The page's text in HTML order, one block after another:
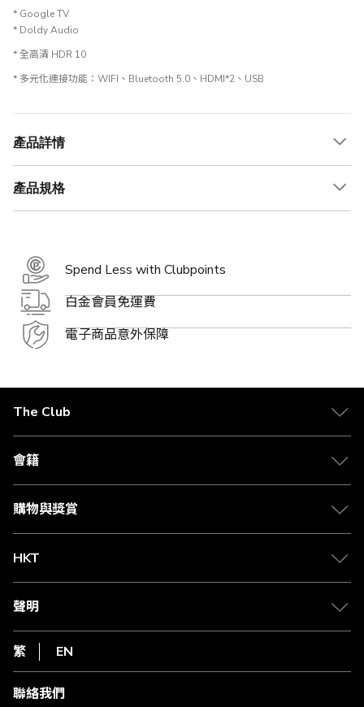
* Google TV
* Doldy Audio
* 全高清 HDR 10
* 多元化連接功能：WIFI、Bluetooth 5.0、HDMI*2、USB
產品詳情
產品規格
Spend Less with Clubpoints
白金會員免運費
電子商品意外保障
The Club
關於 The Club
合作夥伴
媒體中心
會籍
會籍及專屬禮遇
賺取積分
購物與獎賞
物流與配送
Club Shopping 商品領取站
常見問題
HKT
csl.
1010
HKT
聲明
私隱聲明
使用條款
條款及細則
不歧視及不騷擾聲明
繁 EN
聯絡我們